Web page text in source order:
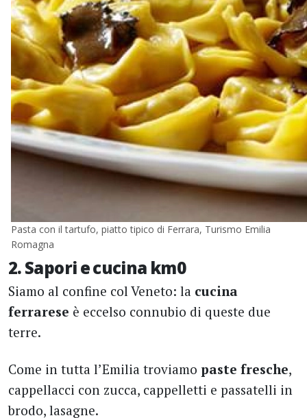
Pasta con il tartufo, piatto tipico di Ferrara, Turismo Emilia
Romagna
2. Sapori e cucina km0
Siamo al confine col Veneto: la cucina
ferrarese è eccelso connubio di queste due
terre.
Come in tutta l’Emilia troviamo paste fresche,
cappellacci con zucca, cappelletti e passatelli in
brodo, lasagne.